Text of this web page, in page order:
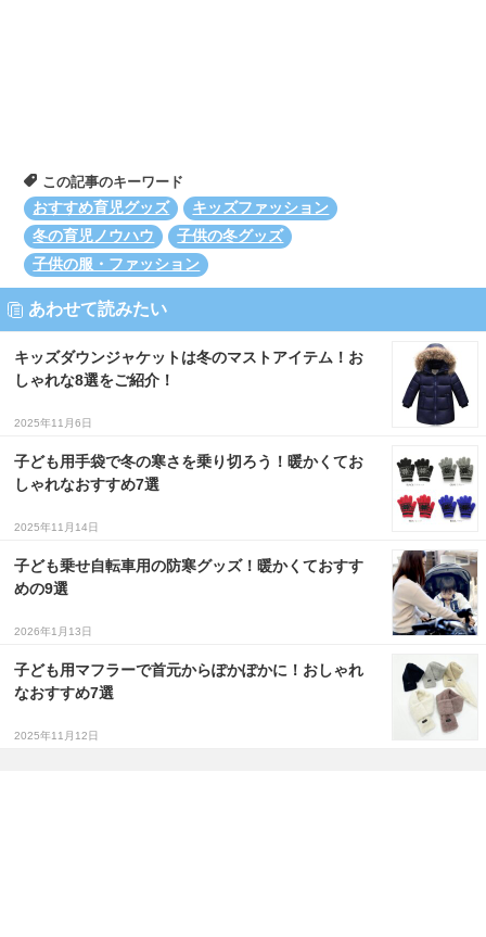
この記事のキーワード
おすすめ育児グッズ
キッズファッション
冬の育児ノウハウ
子供の冬グッズ
子供の服・ファッション
あわせて読みたい
キッズダウンジャケットは冬のマストアイテム！お
しゃれな8選をご紹介！
2025年11月6日
子ども用手袋で冬の寒さを乗り切ろう！暖かくてお
しゃれなおすすめ7選
2025年11月14日
子ども乗せ自転車用の防寒グッズ！暖かくておすす
めの9選
2026年1月13日
子ども用マフラーで首元からぽかぽかに！おしゃれ
なおすすめ7選
2025年11月12日